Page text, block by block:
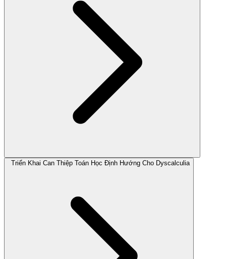
Triển Khai Can Thiệp Toán Học Định Hướng Cho Dyscalculia